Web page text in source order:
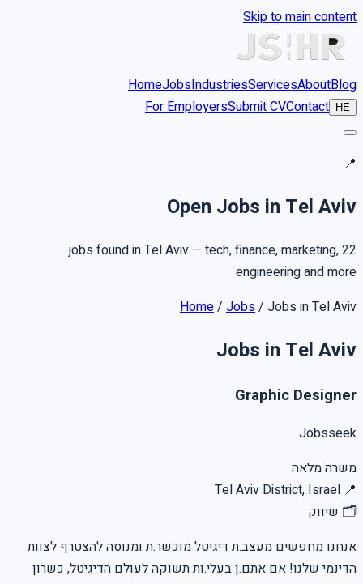
Skip to main content
HomeJobsIndustriesServicesAboutBlog
HE
For EmployersSubmit CVContact
📍
Open Jobs in Tel Aviv
22 jobs found in Tel Aviv — tech, finance, marketing,
engineering and more
Home/ Jobs/ Jobs in Tel Aviv
Jobs in Tel Aviv
Graphic Designer
Jobsseek
משרה מלאה
📍
Tel Aviv District, Israel
🗂 שיווק
אנחנו מחפשים מעצב.ת דיגיטל מוכשר.ת ומנוסה להצטרף לצוות
הדינמי שלנו! אם אתם.ן בעלי.ות תשוקה לעולם הדיגיטל, כשרון